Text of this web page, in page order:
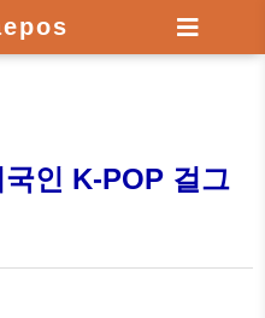
인 K-POP 걸그